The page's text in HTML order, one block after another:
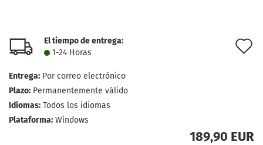
El tiempo de entrega:
1-24 Horas
Entrega: Por correo electrónico
Plazo: Permanentemente válido
Idiomas: Todos los idiomas
Plataforma: Windows
189,90 EUR